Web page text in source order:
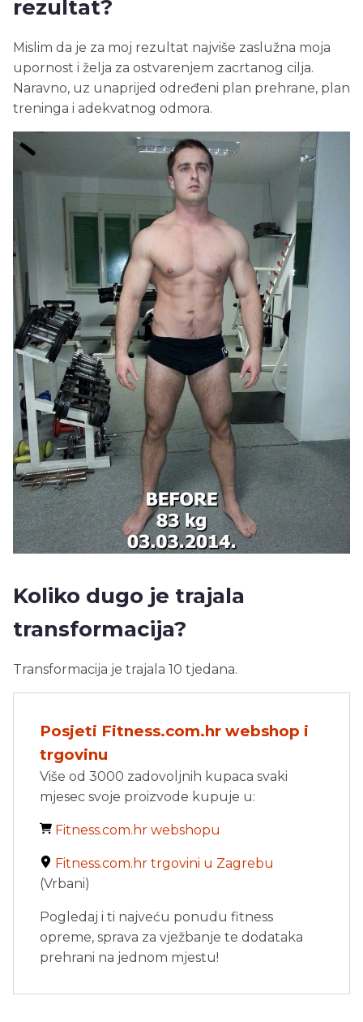
rezultat?
Mislim da je za moj rezultat najviše zaslužna moja
upornost i želja za ostvarenjem zacrtanog cilja.
Naravno, uz unaprijed određeni plan prehrane, plan
treninga i adekvatnog odmora.
Koliko dugo je trajala
transformacija?
Transformacija je trajala 10 tjedana.
Posjeti Fitness.com.hr webshop i
trgovinu
Više od 3000 zadovoljnih kupaca svaki
mjesec svoje proizvode kupuje u:
Fitness.com.hr webshopu
Fitness.com.hr trgovini u Zagrebu
(Vrbani)
Pogledaj i ti najveću ponudu fitness
opreme, sprava za vježbanje te dodataka
prehrani na jednom mjestu!